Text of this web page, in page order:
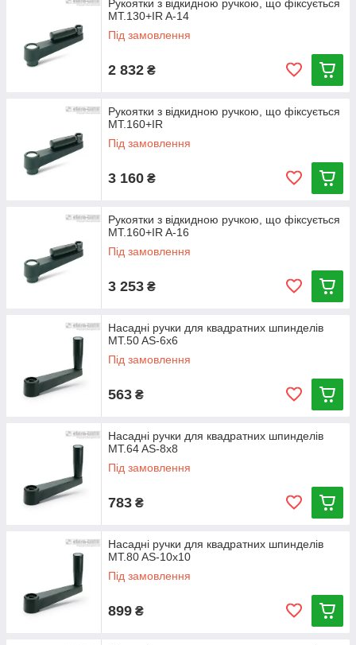
Рукоятки з відкидною ручкою, що фіксується
MT.130+IR A-14
Під замовлення
2 832 ₴
Рукоятки з відкидною ручкою, що фіксується
MT.160+IR
Під замовлення
3 160 ₴
Рукоятки з відкидною ручкою, що фіксується
MT.160+IR A-16
Під замовлення
3 253 ₴
Насадні ручки для квадратних шпинделів
MT.50 AS-6x6
Під замовлення
563 ₴
Насадні ручки для квадратних шпинделів
MT.64 AS-8x8
Під замовлення
783 ₴
Насадні ручки для квадратних шпинделів
MT.80 AS-10x10
Під замовлення
899 ₴